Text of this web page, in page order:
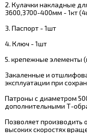
2. Кулачки накладные
3600,3700-400мм - 1кт
3. Паспорт - 1шт
4. Ключ - 1шт
5. крепежные элементы
Закаленные и
эксплуатации при
Патроны с диаметром
дополнительными Т-
Позволяет производить
высоких скоростях